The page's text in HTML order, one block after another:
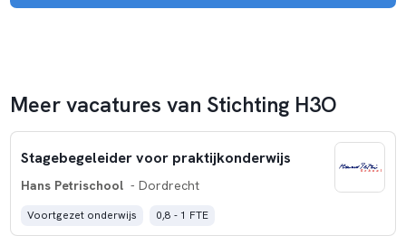
Meer vacatures van Stichting H3O
Stagebegeleider voor praktijkonderwijs
Hans Petrischool - Dordrecht
Voortgezet onderwijs 0,8 - 1 FTE